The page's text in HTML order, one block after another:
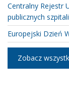
Centralny Rejestr
publicznych
Europejski Dzień
Zobacz